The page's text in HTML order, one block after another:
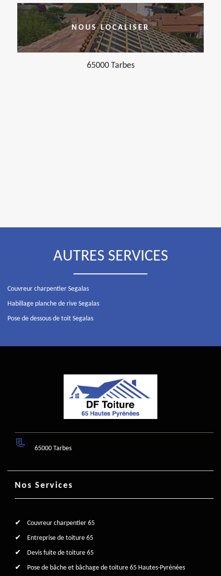
NOUS LOCALISER
65000 Tarbes
AUTRES SERVICES
Couvreur charpentier Segalas
Habillage planche de rive Segalas
Pose de dessous de toit Segalas
65000 Tarbes
Nos Services
Couvreur charpentier 65
Entreprise de toiture 65
Devis fuite de toiture 65
Pose de bâche et bâchage de toiture 65 Hautes-Pyrénées